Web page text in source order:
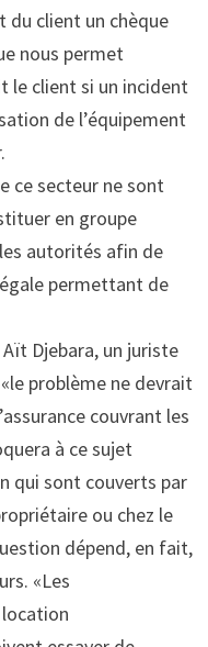
du client un chèque
nous permet
le client si un incident
de l’équipement
ce secteur ne sont
en groupe
autorités afin de
permettant de
Djebara, un juriste
problème ne devrait
couvrant les
à ce sujet
qui sont couverts par
ou chez le
dépend, en fait,
«Les